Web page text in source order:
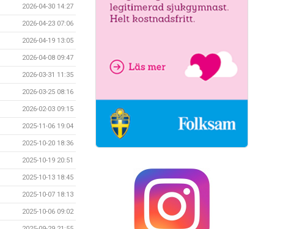
2026-04-30 14:27
2026-04-23 07:06
2026-04-19 13:05
2026-04-08 09:47
2026-03-31 11:35
2026-03-25 08:16
2026-02-03 09:15
2025-11-06 19:04
2025-10-20 18:36
2025-10-19 20:51
2025-10-13 18:45
2025-10-07 18:13
2025-10-06 09:02